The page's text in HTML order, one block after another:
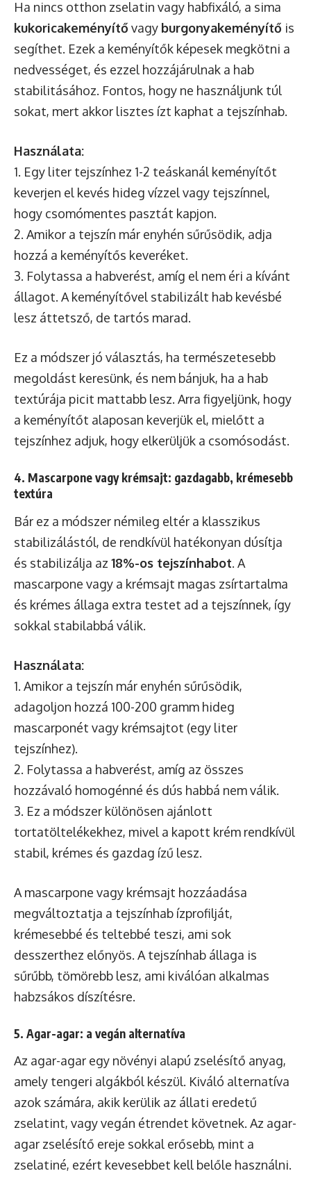
Ha nincs otthon zselatin vagy habfixáló, a sima
kukoricakeményítő vagy burgonyakeményítő is
segíthet. Ezek a keményítők képesek megkötni a
nedvességet, és ezzel hozzájárulnak a hab
stabilitásához. Fontos, hogy ne használjunk túl
sokat, mert akkor lisztes ízt kaphat a tejszínhab.
Használata:
1. Egy liter tejszínhez 1-2 teáskanál keményítőt
keverjen el kevés hideg vízzel vagy tejszínnel,
hogy csomómentes pasztát kapjon.
2. Amikor a tejszín már enyhén sűrűsödik, adja
hozzá a keményítős keveréket.
3. Folytassa a habverést, amíg el nem éri a kívánt
állagot. A keményítővel stabilizált hab kevésbé
lesz áttetsző, de tartós marad.
Ez a módszer jó választás, ha természetesebb
megoldást keresünk, és nem bánjuk, ha a hab
textúrája picit mattabb lesz. Arra figyeljünk, hogy
a keményítőt alaposan keverjük el, mielőtt a
tejszínhez adjuk, hogy elkerüljük a csomósodást.
4. Mascarpone vagy krémsajt: gazdagabb, krémesebb
textúra
Bár ez a módszer némileg eltér a klasszikus
stabilizálástól, de rendkívül hatékonyan dúsítja
és stabilizálja az 18%-os tejszínhabot. A
mascarpone vagy a krémsajt magas zsírtartalma
és krémes állaga extra testet ad a tejszínnek, így
sokkal stabilabbá válik.
Használata:
1. Amikor a tejszín már enyhén sűrűsödik,
adagoljon hozzá 100-200 gramm hideg
mascarponét vagy krémsajtot (egy liter
tejszínhez).
2. Folytassa a habverést, amíg az összes
hozzávaló homogénné és dús habbá nem válik.
3. Ez a módszer különösen ajánlott
tortatöltelékekhez, mivel a kapott krém rendkívül
stabil, krémes és gazdag ízű lesz.
A mascarpone vagy krémsajt hozzáadása
megváltoztatja a tejszínhab ízprofilját,
krémesebbé és teltebbé teszi, ami sok
desszerthez előnyös. A tejszínhab állaga is
sűrűbb, tömörebb lesz, ami kiválóan alkalmas
habzsákos díszítésre.
5. Agar-agar: a vegán alternatíva
Az agar-agar egy növényi alapú zselésítő anyag,
amely tengeri algákból készül. Kiváló alternatíva
azok számára, akik kerülik az állati eredetű
zselatint, vagy vegán étrendet követnek. Az agar-
agar zselésítő ereje sokkal erősebb, mint a
zselatiné, ezért kevesebbet kell belőle használni.